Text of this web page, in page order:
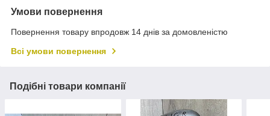
Умови повернення
Повернення товару впродовж 14 днів за домовленістю
Всі умови повернення
Подібні товари компанії